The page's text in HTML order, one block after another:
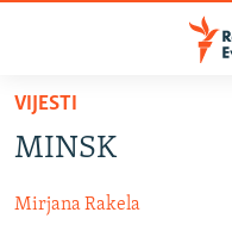
Pređite
glavni
Pređite
SRBIJA
VIJESTI
MINSK
Mirjana Rakela